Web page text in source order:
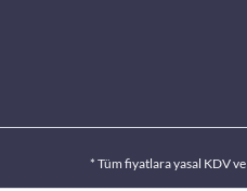
* Tüm fiyatlara yasal KDV ve